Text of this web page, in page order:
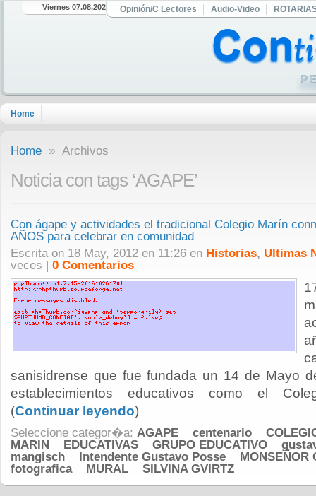
Viernes 07.08.2026 Opinión/C Lectores Audio-Video
Home
Home » Archivos
Noticia con tags ‘AGAPE’
Con ágape y actividades el tradicional Colegio Marín
AÑOS para celebrar en comunidad
Escrita on 18 May, 2012 en 11:26 en Historias, Ultimas
veces | 0 Comentarios
sanisidrense que fue fundada un 14 de Mayo
establecimientos educativos como el
(Continuar leyendo)
Seleccione categor�a: AGAPE centenario
MARIN
EDUCATIVAS GRUPO EDUCATIVO
mangisch
Intendente Gustavo Posse
MONSEÑOR
fotografica
MURAL SILVINA GVIRTZ